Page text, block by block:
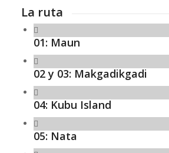
La ruta
01: Maun
02 y 03: Makgadikgadi
04: Kubu Island
05: Nata